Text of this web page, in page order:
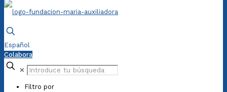
Español
Colabora
✕
Filtro por